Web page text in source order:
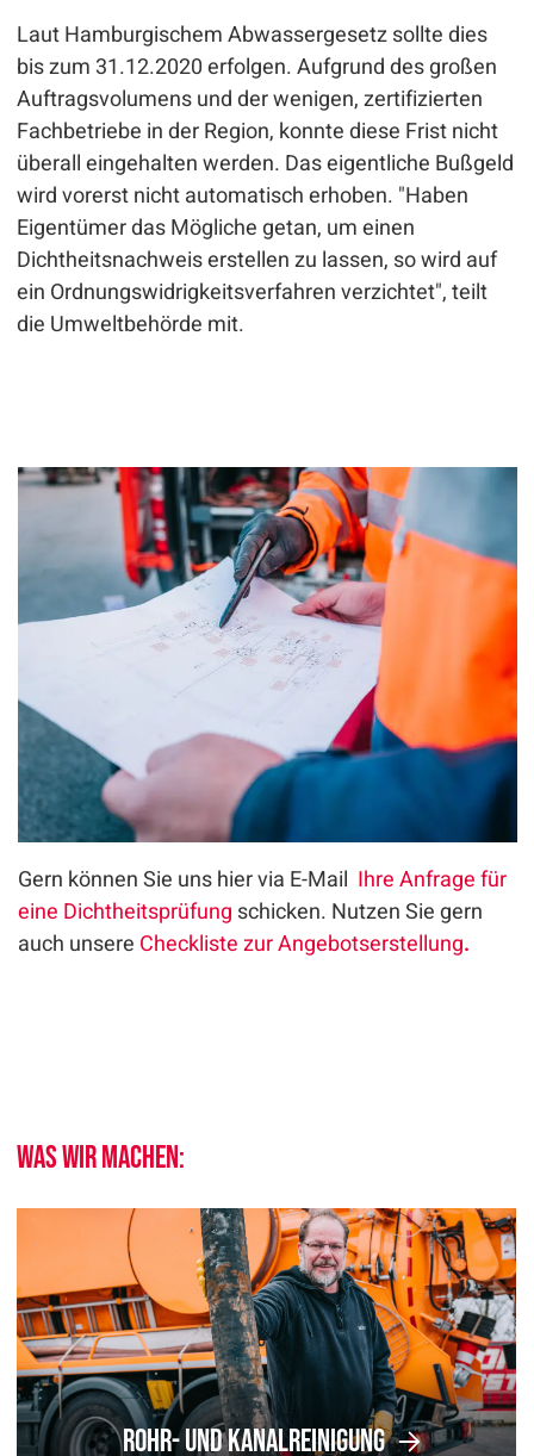
Laut Hamburgischem Abwassergesetz sollte dies
bis zum 31.12.2020 erfolgen. Aufgrund des großen
Auftragsvolumens und der wenigen, zertifizierten
Fachbetriebe in der Region, konnte diese Frist nicht
überall eingehalten werden. Das eigentliche Bußgeld
wird vorerst nicht automatisch erhoben. "Haben
Eigentümer das Mögliche getan, um einen
Dichtheitsnachweis erstellen zu lassen, so wird auf
ein Ordnungswidrigkeitsverfahren verzichtet", teilt
die Umweltbehörde mit.
Gern können Sie uns hier via E-Mail Ihre Anfrage für
eine Dichtheitsprüfung schicken. Nutzen Sie gern
auch unsere Checkliste zur Angebotserstellung.
Was wir machen:
Rohr- und Kanalreinigung